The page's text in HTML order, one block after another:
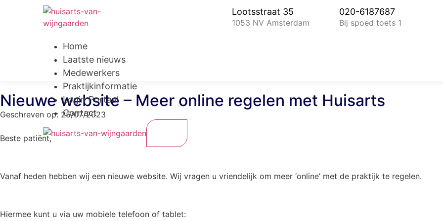
Lootsstraat 35
1053 NV Amsterdam
020-6187687
Bij spoed toets 1
Home
Laatste nieuws
Medewerkers
Praktijkinformatie
Login Portaal
Contact
Nieuwe website – Meer online regelen met Huisarts
Geschreven op: 25/07/2023
Beste patiënt,
Vanaf heden hebben wij een nieuwe website. Wij vragen u vriendelijk om meer ‘online’ met de praktijk te regelen.
Hiermee kunt u via uw mobiele telefoon of tablet: